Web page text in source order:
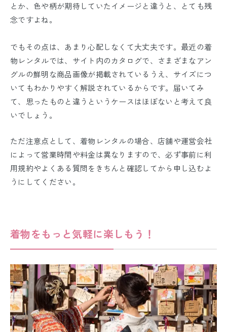
とか、色や柄が期待していたイメージと違うと、とても残
念ですよね。
でもその点は、あまり心配しなくて大丈夫です。最近の着
物レンタルでは、サイト内のカタログで、さまざまなアン
グルの鮮明な商品画像が掲載されているうえ、サイズにつ
いてもわかりやすく解説されているからです。届いてみ
て、思ったものと違うというケースはほぼないと考えて良
いでしょう。
ただ注意点として、着物レンタルの場合、店舗や運営会社
によって営業時間や料金は異なりますので、必ず事前に利
用規約やよくある質問をきちんと確認してから申し込むよ
うにしてください。
着物をもっと気軽に楽しもう！